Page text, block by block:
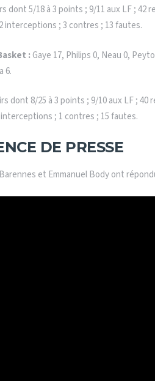
dont 5/18 à 3 points ; 9/11 aux LF ;
interceptions ; 3 contres ; 13 fautes.
: Gaye 17, Philips 0, Neau 0,
6.
dont 8/25 à 3 points ; 9/10 aux LF ;
; 1 contres ; 15 fautes.
DE PRESSE
et Emmanuel Body ont